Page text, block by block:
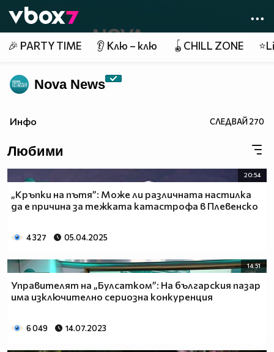
👾
🎉 PARTY TIME 👂 Клю – клю 🪀CHILL ZONE
Nova News
Инфо СЛЕДВАЙ270
Любими
20:54
„Кръпки на пътя”: Може ли различната настилка
да е причина за тежката катастрофа в Плевенско
4 327 05.04.2025
14:51
Управителят на „Булсатком”: На българския пазар
има изключително сериозна конкуренция
6 049 14.07.2023